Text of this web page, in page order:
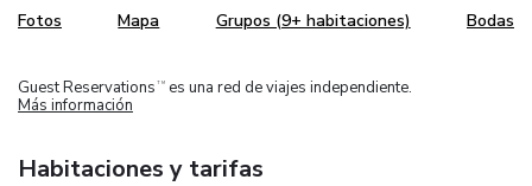
Fotos Mapa Grupos (9+ habitaciones) Bodas
Guest Reservations TM
es una red de viajes independiente.
Más información
Habitaciones y tarifas